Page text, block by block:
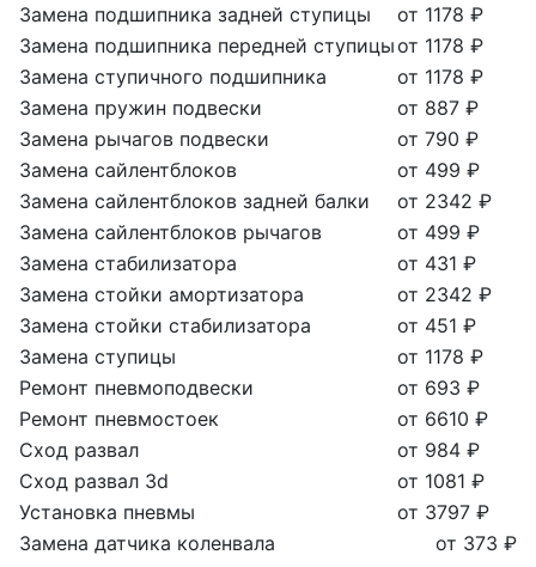
Замена подшипника задней ступицы
от 1178 ₽
Замена подшипника передней ступицыот 1178 ₽
Замена ступичного подшипника
от 1178 ₽
Замена пружин подвески
от 887 ₽
Замена рычагов подвески
от 790 ₽
Замена сайлентблоков
от 499 ₽
Замена сайлентблоков задней балки
от 2342 ₽
Замена сайлентблоков рычагов
от 499 ₽
Замена стабилизатора
от 431 ₽
Замена стойки амортизатора
от 2342 ₽
Замена стойки стабилизатора
от 451 ₽
Замена ступицы
от 1178 ₽
Ремонт пневмоподвески
от 693 ₽
Ремонт пневмостоек
от 6610 ₽
Сход развал
от 984 ₽
Сход развал 3d
от 1081 ₽
Установка пневмы
от 3797 ₽
Замена датчика коленвала
от 373 ₽